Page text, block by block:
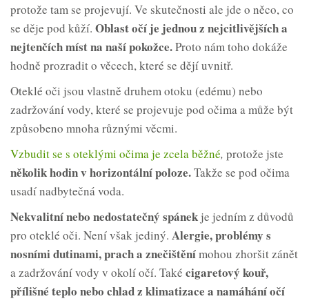
protože tam se projevují. Ve skutečnosti ale jde o něco, co
se děje pod kůží. Oblast očí je jednou z nejcitlivějších a
nejtenčích míst na naší pokožce.Proto nám toho dokáže
hodně prozradit o věcech, které se dějí uvnitř.
Oteklé oči jsou vlastně druhem otoku (edému) nebo
zadržování vody, které se projevuje pod očima a může být
způsobeno mnoha různými věcmi.
Vzbudit se s oteklými očima je zcela běžné, protože jste
několik hodin v horizontální poloze.Takže se pod očima
usadí nadbytečná voda.
Nekvalitní nebo nedostatečný spánek je jedním z důvodů
pro oteklé oči. Není však jediný. Alergie, problémy s
nosními dutinami, prach a znečištěnímohou zhoršit zánět
a zadržování vody v okolí očí. Také cigaretový kouř,
přílišné teplo nebo chlad z klimatizace a namáhání očí